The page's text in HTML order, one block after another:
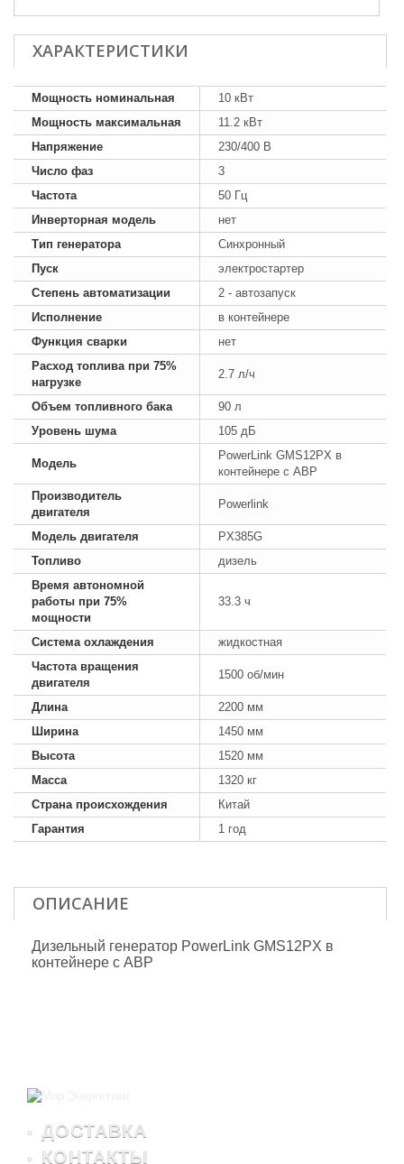
ХАРАКТЕРИСТИКИ
Мощность номинальная
10 кВт
Мощность максимальная
11.2 кВт
Напряжение
230/400 В
Число фаз
3
Частота
50 Гц
Инверторная модель
нет
Тип генератора
Синхронный
Пуск
электростартер
Степень автоматизации
2 - автозапуск
Исполнение
в контейнере
Функция сварки
нет
Расход топлива при 75%
нагрузке
2.7 л/ч
Объем топливного бака
90 л
Уровень шума
105 дБ
Модель
PowerLink GMS12PX в
контейнере с АВР
Производитель
двигателя
Powerlink
Модель двигателя
PX385G
Топливо
дизель
Время автономной
работы при 75%
мощности
33.3 ч
Система охлаждения
жидкостная
Частота вращения
двигателя
1500 об/мин
Длина
2200 мм
Ширина
1450 мм
Высота
1520 мм
Масса
1320 кг
Страна происхождения
Китай
Гарантия
1 год
ОПИСАНИЕ
Дизельный генератор PowerLink GMS12PX в
контейнере с АВР
ДОСТАВКА
КОНТАКТЫ